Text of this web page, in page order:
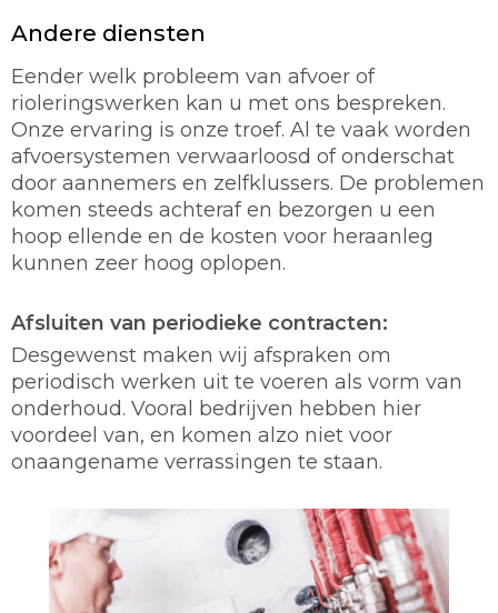
Andere diensten
Eender welk probleem van afvoer of
rioleringswerken kan u met ons bespreken.
Onze ervaring is onze troef. Al te vaak worden
afvoersystemen verwaarloosd of onderschat
door aannemers en zelfklussers. De problemen
komen steeds achteraf en bezorgen u een
hoop ellende en de kosten voor heraanleg
kunnen zeer hoog oplopen.
Afsluiten van periodieke contracten:
Desgewenst maken wij afspraken om
periodisch werken uit te voeren als vorm van
onderhoud. Vooral bedrijven hebben hier
voordeel van, en komen alzo niet voor
onaangename verrassingen te staan.